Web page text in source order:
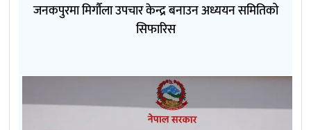
जनकपुरमा मिर्गौला उपचार केन्द्र बनाउन अध्ययन समितिको
सिफारिस